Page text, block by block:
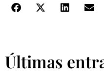
Últimas